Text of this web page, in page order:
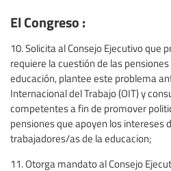
El Congreso :
10. Solicita al Consejo Ejecutivo que
requiere la cuestión de las
educación, plantee este problema
Internacional del Trabajo (OIT) y
competentes a fin de promover
pensiones que apoyen los intereses
trabajadores/as de la educacion;
11. Otorga mandato al Consejo